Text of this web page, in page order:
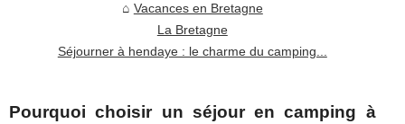
Vacances en Bretagne
La Bretagne
Séjourner à hendaye : le charme du camping...
Pourquoi choisir un séjour en camping à